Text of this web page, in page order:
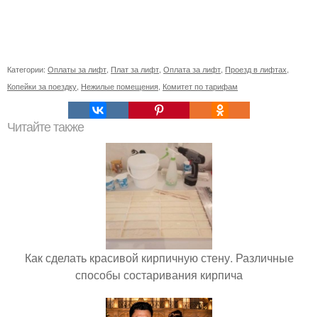
Категории: Оплаты за лифт, Плат за лифт, Оплата за лифт, Проезд в лифтах,
Копейки за поездку, Нежилые помещения, Комитет по тарифам
Читайте также
Как сделать красивой кирпичную стену. Различные
способы состаривания кирпича